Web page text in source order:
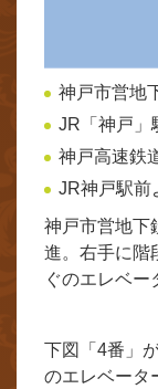
神戸市営地
JR「神戸」
神戸高速鉄
JR神戸駅前
神戸市営地下
進。右手に階
ぐのエレベー
下図「4番」
のエレベータ